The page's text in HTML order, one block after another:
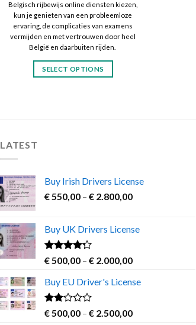
Belgisch rijbewijs online diensten kiezen,
kun je genieten van een probleemloze
ervaring, de complicaties van examens
vermijden en met vertrouwen door heel
België en daarbuiten rijden.
SELECT OPTIONS
may
be
the
product
page
LATEST
Buy Irish Drivers License
€550,00 – € 2.800,00Price
through
Buy UK Drivers License
Rated
out
of 5
€500,00 – € 2.000,00Price
€ 500,00
€ 2.000,00
Buy EU Driver's License
Rated
€500,00 – € 2.500,00Price